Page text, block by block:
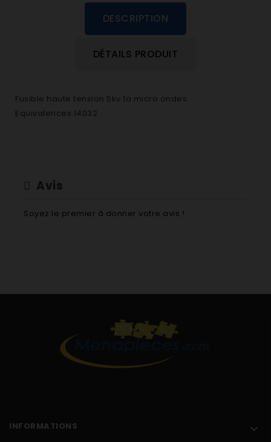
DESCRIPTION
DÉTAILS PRODUIT
Fusible haute tension 5kv 1a micro ondes.
Equivalences:14032
Avis
Soyez le premier à donner votre avis !
INFORMATIONS 